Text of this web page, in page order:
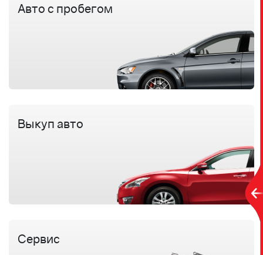
Авто с пробегом
Выкуп авто
Сервис